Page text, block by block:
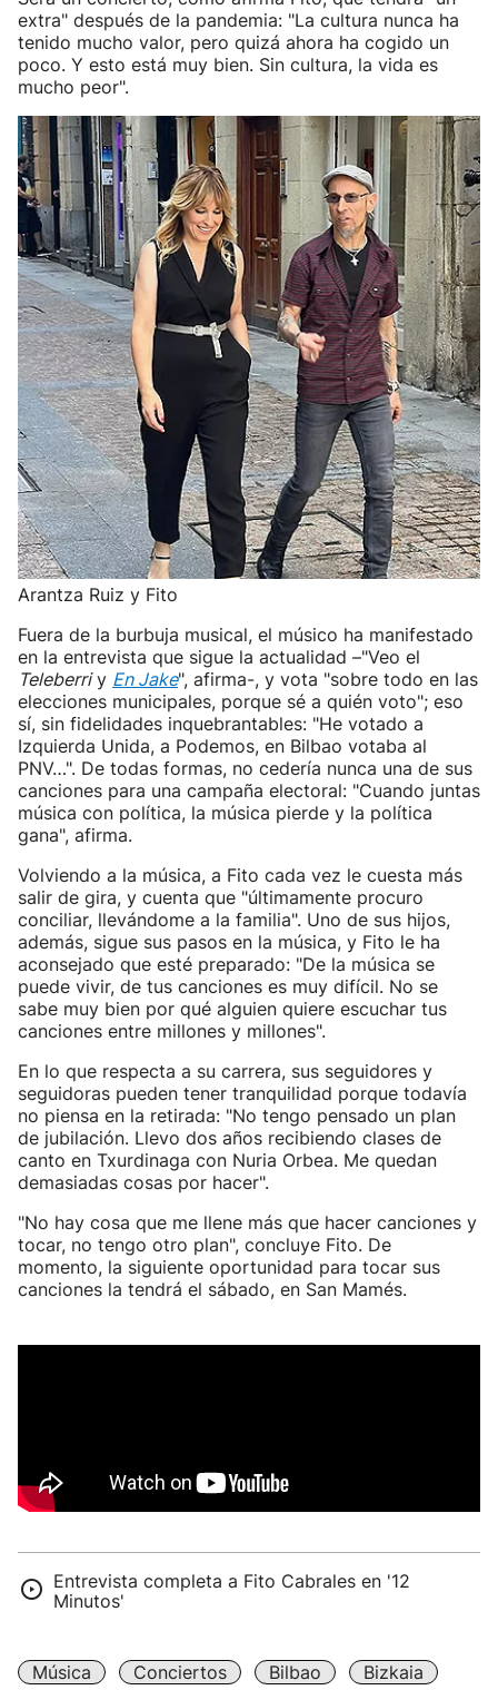
extra" después de la pandemia: "La cultura nunca ha
tenido mucho valor, pero quizá ahora ha cogido un
poco. Y esto está muy bien. Sin cultura, la vida es
mucho peor".
Arantza Ruiz y Fito
Fuera de la burbuja musical, el músico ha manifestado
en la entrevista que sigue la actualidad –"Veo el
Teleberriy En Jake", afirma-, y vota "sobre todo en las
elecciones municipales, porque sé a quién voto"; eso
sí, sin fidelidades inquebrantables: "He votado a
Izquierda Unida, a Podemos, en Bilbao votaba al
PNV…". De todas formas, no cedería nunca una de sus
canciones para una campaña electoral: "Cuando juntas
música con política, la música pierde y la política
gana", afirma.
Volviendo a la música, a Fito cada vez le cuesta más
salir de gira, y cuenta que "últimamente procuro
conciliar, llevándome a la familia". Uno de sus hijos,
además, sigue sus pasos en la música, y Fito le ha
aconsejado que esté preparado: "De la música se
puede vivir, de tus canciones es muy difícil. No se
sabe muy bien por qué alguien quiere escuchar tus
canciones entre millones y millones".
En lo que respecta a su carrera, sus seguidores y
seguidoras pueden tener tranquilidad porque todavía
no piensa en la retirada: "No tengo pensado un plan
de jubilación. Llevo dos años recibiendo clases de
canto en Txurdinaga con Nuria Orbea. Me quedan
demasiadas cosas por hacer".
"No hay cosa que me llene más que hacer canciones y
tocar, no tengo otro plan", concluye Fito. De
momento, la siguiente oportunidad para tocar sus
canciones la tendrá el sábado, en San Mamés.
Entrevista completa a Fito Cabrales en '12
Minutos'
Música Conciertos Bilbao Bizkaia